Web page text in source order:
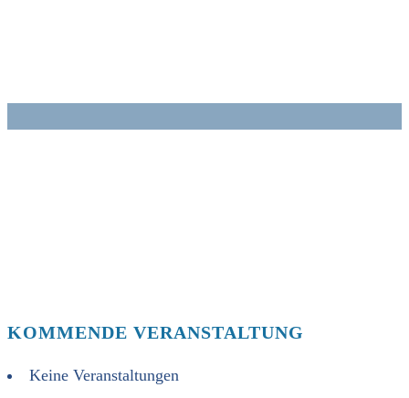
KOMMENDE VERANSTALTUNG
Keine Veranstaltungen